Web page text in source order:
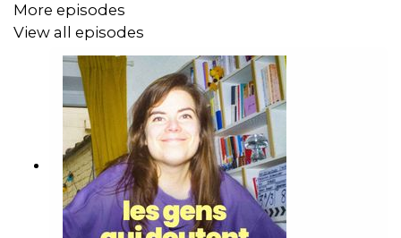
More episodes
View all episodes